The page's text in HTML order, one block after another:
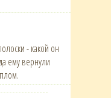
- какой он
ему вернули